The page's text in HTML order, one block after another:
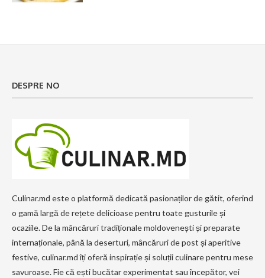
DESPRE NO
Culinar.md este o platformă dedicată pasionaților de gătit, oferind
o gamă largă de rețete delicioase pentru toate gusturile și
ocaziile. De la mâncăruri tradiționale moldovenești și preparate
internaționale, până la deserturi, mâncăruri de post și aperitive
festive, culinar.md îți oferă inspirație și soluții culinare pentru mese
savuroase. Fie că ești bucătar experimentat sau începător, vei